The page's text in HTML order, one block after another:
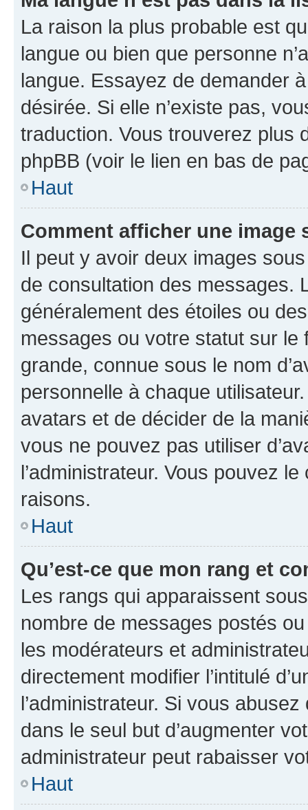
La raison la plus probable est
langue ou bien que personne
langue. Essayez de demander
désirée. Si elle n’existe pas,
traduction. Vous trouverez plus
phpBB (voir le lien en bas de
Haut
Comment afficher une image
Il peut y avoir deux images
de consultation des messages.
généralement des étoiles ou
messages ou votre statut sur
grande, connue sous le nom
personnelle à chaque utilisateur.
avatars et de décider de la
vous ne pouvez pas utiliser
l’administrateur. Vous pouvez
raisons.
Haut
Qu’est-ce que mon rang et
Les rangs qui apparaissent
nombre de messages postés
les modérateurs et
directement modifier l’intitulé
l’administrateur. Si vous
dans le seul but d’augmenter
administrateur peut rabaisser
Haut